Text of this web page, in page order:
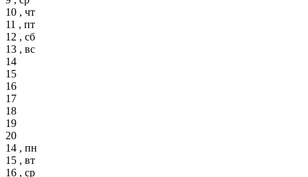
10 , чт
11 , пт
12 , сб
13 , вс
14
15
16
17
18
19
20
14 , пн
15 , вт
16 , ср